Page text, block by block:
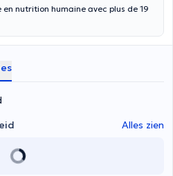
nutrition humaine avec plus de 19
Alles zien